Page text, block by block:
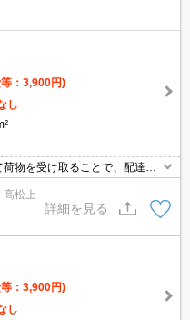
：3,900円)
し
物を受け取ることで、配達業
ます。セキュリティ面は、オ
しているので、防犯対策もば
浴室乾燥機など充実した設備
いただける物件です。
高松上
詳細を見る
：3,900円)
し